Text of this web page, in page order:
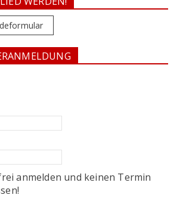
anmelden und keinen Termin